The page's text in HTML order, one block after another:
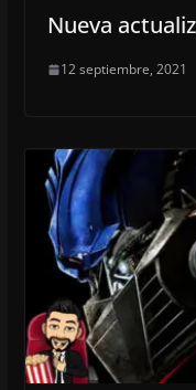
Nueva
12 septiembre, 2021